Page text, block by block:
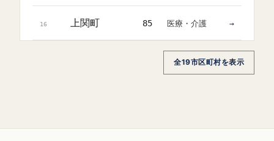
16 上関町 85 医療・介護 →
全19市区町村を表示